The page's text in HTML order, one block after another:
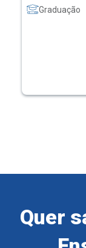
Graduação
Quer